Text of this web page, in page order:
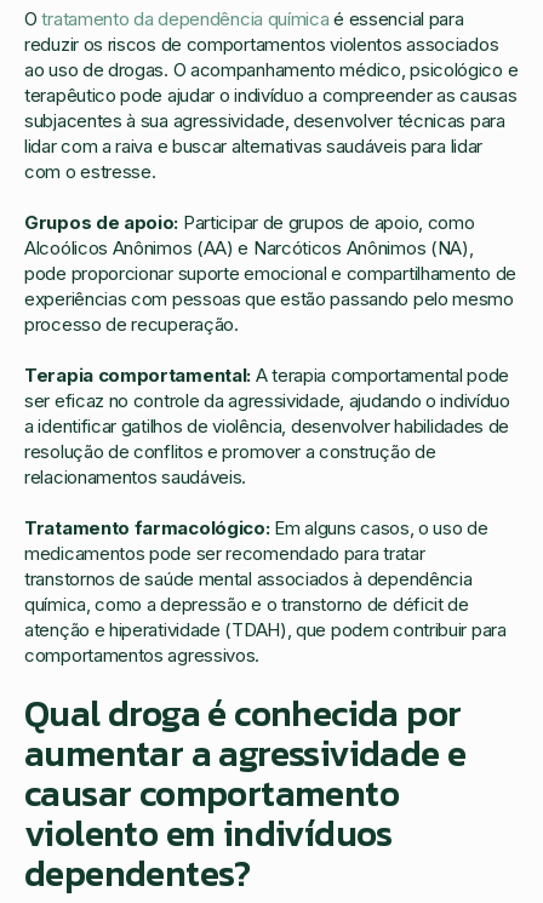
Otratamento da dependência química é essencial para
reduzir os riscos de comportamentos violentos associados
ao uso de drogas. O acompanhamento médico, psicológico e
terapêutico pode ajudar o indivíduo a compreender as causas
subjacentes à sua agressividade, desenvolver técnicas para
lidar com a raiva e buscar alternativas saudáveis para lidar
com o estresse.
Grupos de apoio: Participar de grupos de apoio, como
Alcoólicos Anônimos (AA) e Narcóticos Anônimos (NA),
pode proporcionar suporte emocional e compartilhamento de
experiências com pessoas que estão passando pelo mesmo
processo de recuperação.
Terapia comportamental: A terapia comportamental pode
ser eficaz no controle da agressividade, ajudando o indivíduo
a identificar gatilhos de violência, desenvolver habilidades de
resolução de conflitos e promover a construção de
relacionamentos saudáveis.
Tratamento farmacológico:Em alguns casos, o uso de
medicamentos pode ser recomendado para tratar
transtornos de saúde mental associados à dependência
química, como a depressão e o transtorno de déficit de
atenção e hiperatividade (TDAH), que podem contribuir para
comportamentos agressivos.
Qual droga é conhecida por
aumentar a agressividade e
causar comportamento
violento em indivíduos
dependentes?